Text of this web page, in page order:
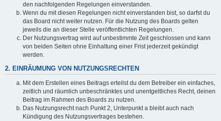
den nachfolgenden Regelungen einverstanden.
Wenn du mit diesen Regelungen nicht einverstanden bist, so darfst du
das Board nicht weiter nutzen. Für die Nutzung des Boards gelten
jeweils die an dieser Stelle veröffentlichten Regelungen.
Der Nutzungsvertrag wird auf unbestimmte Zeit geschlossen und kann
von beiden Seiten ohne Einhaltung einer Frist jederzeit gekündigt
werden.
2. EINRÄUMUNG VON NUTZUNGSRECHTEN
Mit dem Erstellen eines Beitrags erteilst du dem Betreiber ein einfaches,
zeitlich und räumlich unbeschränktes und unentgeltliches Recht, deinen
Beitrag im Rahmen des Boards zu nutzen.
Das Nutzungsrecht nach Punkt 2, Unterpunkt a bleibt auch nach
Kündigung des Nutzungsvertrages bestehen.